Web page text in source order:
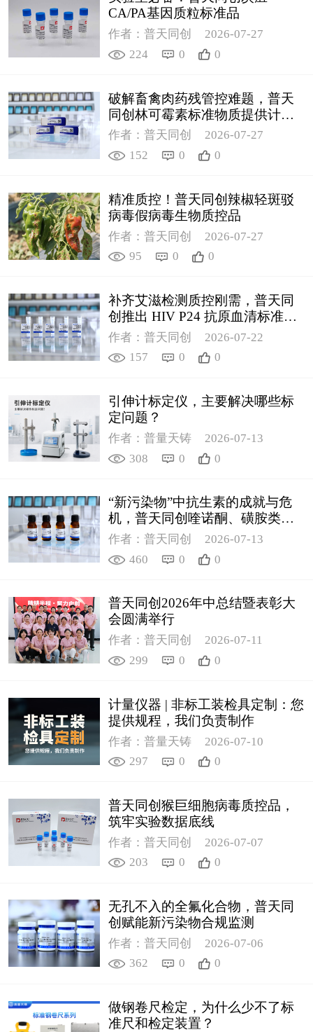
CA/PA基因质粒标准品
作者：普天同创
2026-07-27
224
0 0
破解畜禽肉药残管控难题，普天
同创林可霉素标准物质提供计量
支撑
作者：普天同创
2026-07-27
152
0 0
精准质控！普天同创辣椒轻斑驳
病毒假病毒生物质控品
作者：普天同创
2026-07-27
95
0 0
补齐艾滋检测质控刚需，普天同
创推出 HIV P24 抗原血清标准物
质
作者：普天同创
2026-07-22
157
0 0
引伸计标定仪，主要解决哪些标
定问题？
作者：普量天铸
2026-07-13
308
0 0
“新污染物”中抗生素的成就与危
机，普天同创喹诺酮、磺胺类质
控新品筑牢环境安全防线
作者：普天同创
2026-07-13
460
0 0
普天同创2026年中总结暨表彰大
会圆满举行
作者：普天同创
2026-07-11
299
0 0
计量仪器 | 非标工装检具定制：您
提供规程，我们负责制作
作者：普量天铸
2026-07-10
297
0 0
普天同创猴巨细胞病毒质控品，
筑牢实验数据底线
作者：普天同创
2026-07-07
203
0 0
无孔不入的全氟化合物，普天同
创赋能新污染物合规监测
作者：普天同创
2026-07-06
362
0 0
做钢卷尺检定，为什么少不了标
准尺和检定装置？